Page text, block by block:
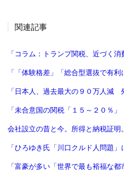
関連記事
会社設立の昔と今。所得と納税証明。